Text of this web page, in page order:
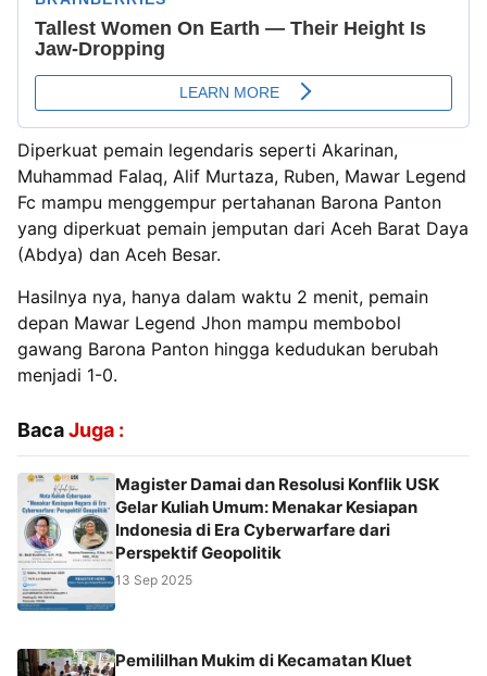
Diperkuat pemain legendaris seperti Akarinan,
Muhammad Falaq, Alif Murtaza, Ruben, Mawar Legend
Fc mampu menggempur pertahanan Barona Panton
yang diperkuat pemain jemputan dari Aceh Barat Daya
(Abdya) dan Aceh Besar.
Hasilnya nya, hanya dalam waktu 2 menit, pemain
depan Mawar Legend Jhon mampu membobol
gawang Barona Panton hingga kedudukan berubah
menjadi 1-0.
BacaJuga :
Magister Damai dan Resolusi Konflik USK
Gelar Kuliah Umum: Menakar Kesiapan
Indonesia di Era Cyberwarfare dari
Perspektif Geopolitik
13 Sep 2025
Pemililhan Mukim di Kecamatan Kluet